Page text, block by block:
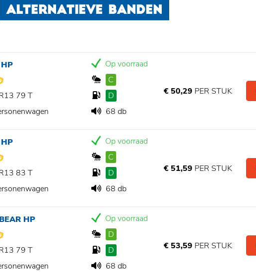
ALTERNATIEVE BANDEN
79 T
Op voorraad
C
D
68 db
€ 50,29 PER STUK
83 T
Op voorraad
C
D
68 db
€ 51,59 PER STUK
HP
79 T
Op voorraad
D
D
68 db
€ 53,59 PER STUK